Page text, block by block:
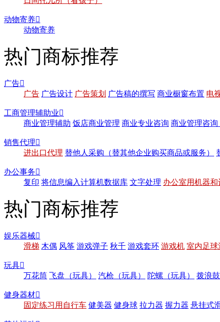
动物寄养
动物寄养
热门商标推荐
广告
广告 广告设计 广告策划 广告稿的撰写 商业橱窗布置 电
工商管理辅助业
商业管理辅助 饭店商业管理 商业专业咨询 商业管理咨询
销售代理
进出口代理 替他人采购（替其他企业购买商品或服务）
办公事务
复印 将信息编入计算机数据库 文字处理 办公室用机器
热门商标推荐
娱乐器械
滑梯 木偶 风筝 游戏弹子 秋千 游戏套环 游戏机 室内足球
玩具
万花筒 飞盘（玩具） 汽枪（玩具） 陀螺（玩具） 拨浪
健身器材
固定练习用自行车 健美器 健身球 拉力器 握力器 悬挂式